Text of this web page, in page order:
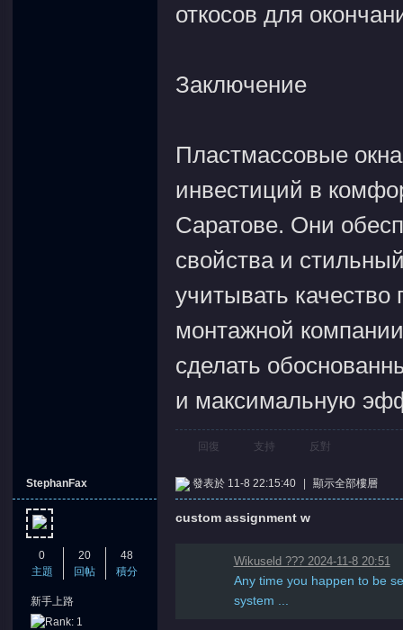
откосов для
Заключение
Пластмассовые
инвестиций в
Саратове. Они
свойства и
учитывать
монтажной
сделать
и максимальную
回復 支持 反對
StephanFax
0
主題
20
回帖
48
積分
新手上路
發表於 11-8 22:15:40 顯示全部樓層
custom assignment w
Wikuseld ??? 2024-11-8 20:51
Any time you happen to be
system ...